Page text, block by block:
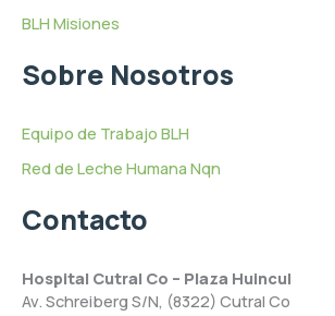
BLH Misiones
Sobre Nosotros
Equipo de Trabajo BLH
Red de Leche Humana Nqn
Contacto
Hospital Cutral Co – Plaza Huincul
Av. Schreiberg S/N, (8322) Cutral Co